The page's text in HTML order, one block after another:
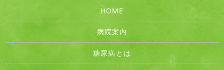
HOME
病院案内
糖尿病とは